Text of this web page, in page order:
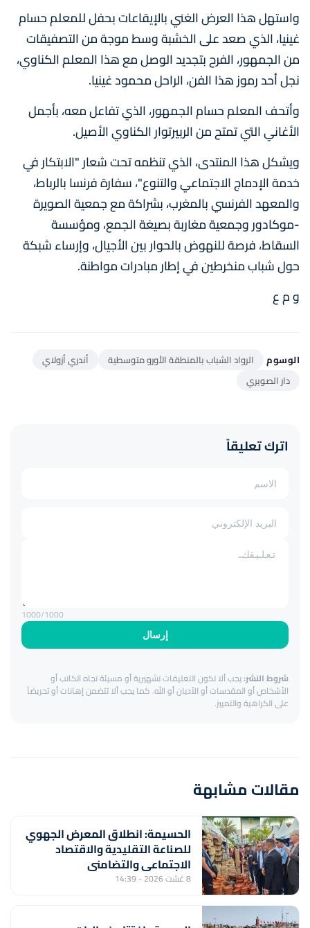
واستهل هذا العرض الغني بالإيقاعات بحفل للمعلم حسام
غينيا، الذي صعد على الخشبة وسط موجة من التصفيقات
من الجمهور، الفرح بتجديد الوصل مع هذا المعلم الكناوي،
نجل أحد رموز هذا الفن، الراحل محمود غينيا.
وأتحف المعلم حسام الجمهور، الذي تفاعل معه، بأجمل
الأغاني التي تمتح من الربيرتوار الكناوي الأصيل.
ويشكل هذا المنتدى، الذي تنظمه تحت شعار "الابتكار في
خدمة الإدماج الاجتماعي والتنوع"، سفارة فرنسا بالرباط،
والمعهد الفرنسي بالمغرب، بشراكة مع جمعية الصويرة
-موكادور وجمعية مغاربة بصيغة الجمع، ومؤسسة
السقاط، فرصة للنهوض بالحوار بين الأجيال، وإرساء شبكة
حول شباب منخرطين في إطار مبادرات مواطنة.
و م ع
الوسوم الرواد الشباب بالمنطقة الأورو متوسطية
أندري أزولاي
دار الصويري
اترك تعليقاً
إرسال
1000/1000
شروط النشر:يجب ألا تكون التعليقات تشهيرية أو مسيئة تجاه الكاتب أو
الأشخاص أو المقدسات أو الأديان أو الله. كما يجب ألا تتضمن إهانات أو تحريضاً
على الكراهية والتمييز.
مقالات مشابهة
الحسيمة: انطلاق المعرض الجهوي
للصناعة التقليدية والاقتصاد
الاجتماعي والتضامني
8 غشت 2026 - 14:39